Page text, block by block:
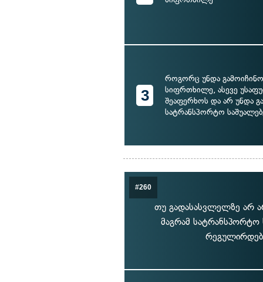
3
როგორც უნდა
სიფრთხილე, ასევე
შეაფერხოს და არ უნდა
სატრანსპორტო
#260
თუ გადასასვლელზე არ
მაგრამ სატრანსპორტო